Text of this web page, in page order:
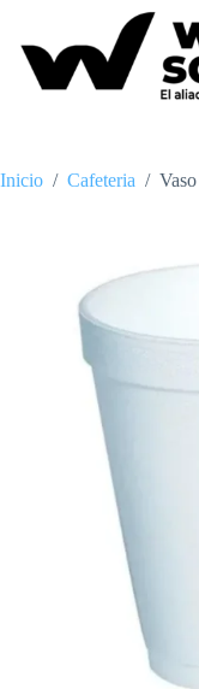
contenido
Inicio / Cafeteria /